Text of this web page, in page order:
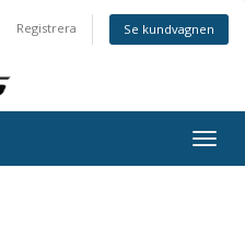
Registrera Se kundvagnen